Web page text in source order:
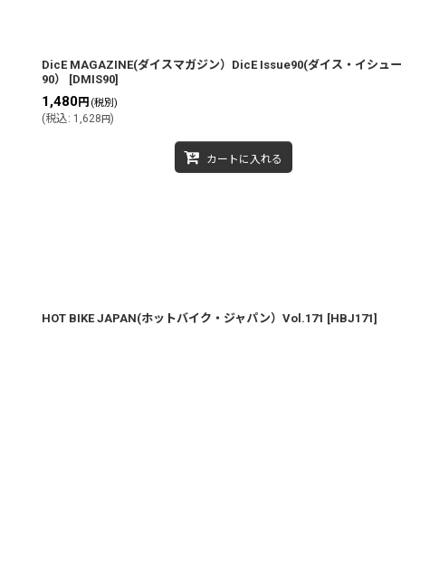
DicE MAGAZINE(ダイスマガジン）DicE Issue90(ダイス・イシュー
90）
[DMIS90]
1,480円 (税別)
(税込: 1,628円)
カートに入れる
HOT BIKE JAPAN(ホットバイク・ジャパン）Vol.171 [HBJ171]